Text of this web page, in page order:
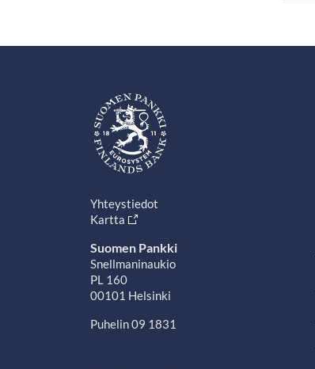
Yhteystiedot
Kartta
Suomen Pankki
Snellmaninaukio
PL 160
00101 Helsinki
Puhelin 09 1831